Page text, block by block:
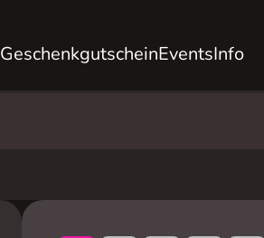
GeschenkgutscheinEventsInfo